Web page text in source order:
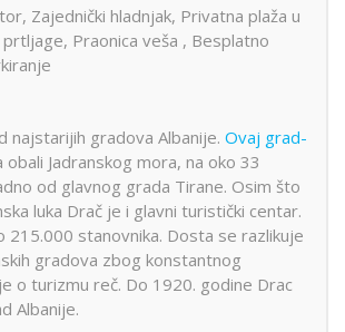
Zajednički hladnjak, Privatna plaža u
prtljage, Praonica veša , Besplatno
najstarijih gradova Albanije. Ovaj grad-
obali Jadranskog mora, na oko 33
od glavnog grada Tirane. Osim što
luka Drač je i glavni turistički centar.
215.000 stanovnika. Dosta se razlikuje
gradova zbog konstantnog
o turizmu reč. Do 1920. godine Drac
Albanije.